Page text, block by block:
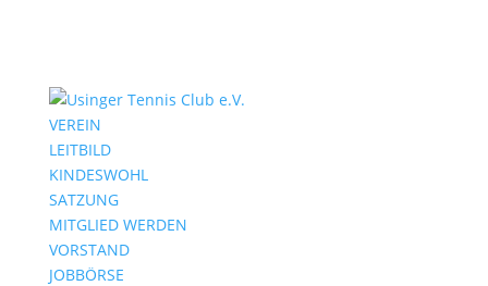
VEREIN
LEITBILD
KINDESWOHL
SATZUNG
MITGLIED WERDEN
VORSTAND
JOBBÖRSE